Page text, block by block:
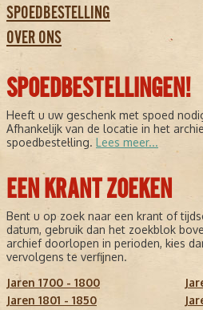
SPOEDBESTELLING
OVER ONS
SPOEDBESTELLINGEN!
Heeft u uw geschenk met spoed
Afhankelijk van de locatie in het
spoedbestelling. Lees meer...
EEN KRANT ZOEKEN
Bent u op zoek naar een krant of
datum, gebruik dan het zoekblok
archief doorlopen in perioden, kies
vervolgens te verfijnen.
Jaren 1700 - 1800
Jaren 1801 - 1850